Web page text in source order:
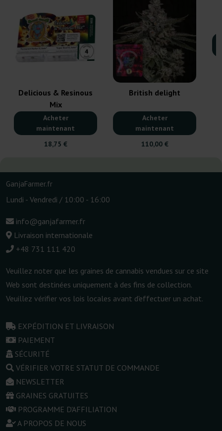
Delicious & Resinous
Mix
Acheter
maintenant
18,75 €
British delight
Acheter
maintenant
110,00 €
GanjaFarmer.fr
Lundi - Vendredi / 10:00 - 16:00
info@ganjafarmer.fr
Livraison internationale
+48 731 111 420
Veuillez noter que les graines de cannabis vendues sur ce site
Web sont destinées uniquement à des fins de collection.
Veuillez vérifier vos lois locales avant d'effectuer un achat.
EXPÉDITION ET LIVRAISON
PAIEMENT
SÉCURITÉ
VÉRIFIER VOTRE STATUT DE COMMANDE
NEWSLETTER
GRAINES GRATUITES
PROGRAMME D'AFFILIATION
A PROPOS DE NOUS